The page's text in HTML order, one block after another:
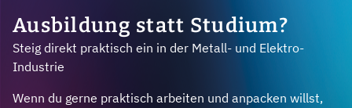
Ausbildung statt Studium?
Steig direkt praktisch ein in der Metall- und Elektro-
Industrie
Wenn du gerne praktisch arbeiten und anpacken willst,